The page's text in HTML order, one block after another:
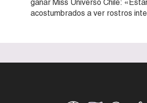
ganar Miss Universo Chile:
acostumbrados a ver rostros